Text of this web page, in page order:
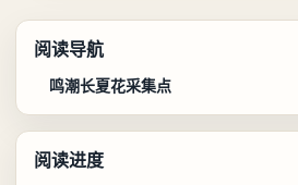
阅读导航
鸣潮长夏花采集点
阅读进度